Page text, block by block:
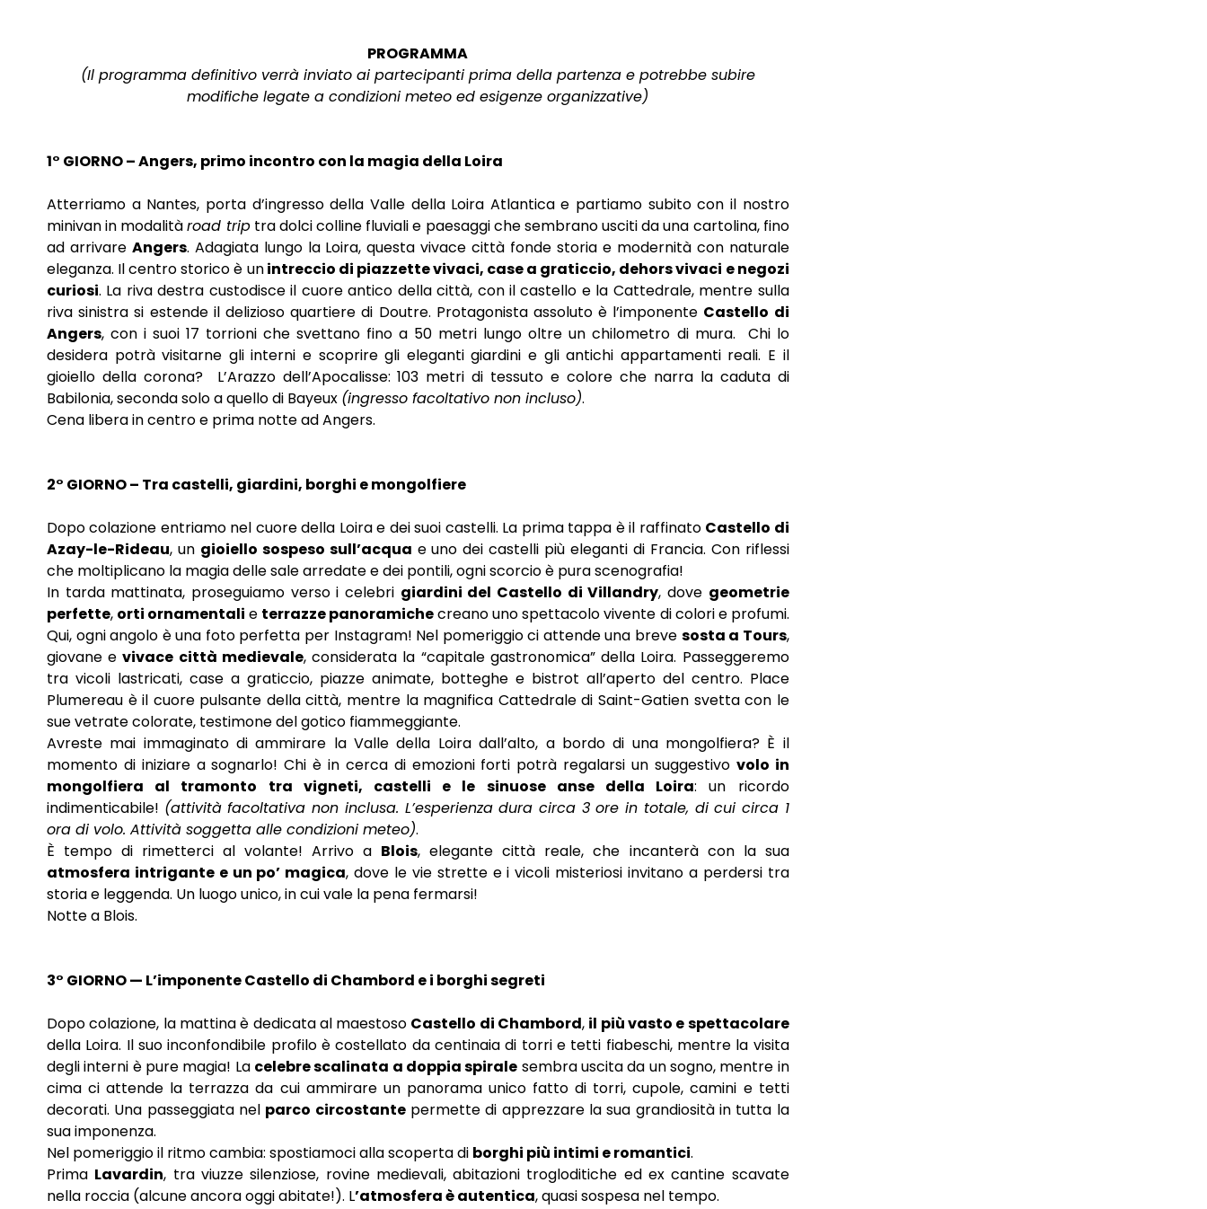
PROGRAMMA
(Il programma definitivo verrà inviato ai partecipanti prima della partenza e potrebbe subire
modifiche legate a condizioni meteo ed esigenze organizzative)
1° GIORNO – Angers, primo incontro con la magia della Loira
Atterriamo a Nantes, porta d’ingresso della Valle della Loira Atlantica e partiamo subito con il nostro
minivan in modalitàroad triptra dolci colline fluviali e paesaggi che sembrano usciti da una cartolina, fino
ad arrivare Angers. Adagiata lungo la Loira, questa vivace città fonde storia e modernità con naturale
eleganza. Il centro storico è unintreccio di piazzette vivaci, case a graticcio, dehors vivaci e negozi
curiosi. La riva destra custodisce il cuore antico della città, con il castello e la Cattedrale, mentre sulla
riva sinistra si estende il delizioso quartiere di Doutre. Protagonista assoluto è l’imponente Castello di
Angers, con i suoi 17 torrioni che svettano fino a 50 metri lungo oltre un chilometro di mura. Chi lo
desidera potrà visitarne gli interni e scoprire gli eleganti giardini e gli antichi appartamenti reali. E il
gioiello della corona? L’Arazzo dell’Apocalisse: 103 metri di tessuto e colore che narra la caduta di
Babilonia, seconda solo a quello di Bayeux (ingresso facoltativo non incluso).
Cena libera in centro e prima notte ad Angers.
2° GIORNO – Tra castelli, giardini, borghi e mongolfiere
Dopo colazione entriamo nel cuore della Loira e dei suoi castelli. La prima tappa è il raffinato Castello di
Azay-le-Rideau, un gioiello sospeso sull’acqua e uno dei castelli più eleganti di Francia. Con riflessi
che moltiplicano la magia delle sale arredate e dei pontili, ogni scorcio è pura scenografia!
In tarda mattinata, proseguiamo verso i celebri giardini del Castello di Villandry, dove geometrie
perfette, orti ornamentali e terrazze panoramichecreano uno spettacolo vivente di colori e profumi.
Qui, ogni angolo è una foto perfetta per Instagram! Nel pomeriggio ci attende una breve sosta a Tours,
giovane evivace città medievale, considerata la “capitale gastronomica” della Loira. Passeggeremo
tra vicoli lastricati, case a graticcio, piazze animate, botteghe e bistrot all’aperto del centro. Place
Plumereau è il cuore pulsante della città, mentre la magnifica Cattedrale di Saint-Gatien svetta con le
sue vetrate colorate, testimone del gotico fiammeggiante.
Avreste mai immaginato di ammirare la Valle della Loira dall’alto, a bordo di una mongolfiera? È il
momento di iniziare a sognarlo! Chi è in cerca di emozioni forti potrà regalarsi un suggestivo volo in
mongolfiera al tramonto tra vigneti, castelli e le sinuose anse della Loira: un ricordo
indimenticabile! (attività facoltativa non inclusa. L’esperienza dura circa 3 ore in totale, di cui circa 1
ora di volo. Attività soggetta alle condizioni meteo).
È tempo di rimetterci al volante! Arrivo a Blois, elegante città reale, che incanterà con la sua
atmosfera intrigante e un po’ magica, dove le vie strette e i vicoli misteriosi invitano a perdersi tra
storia e leggenda. Un luogo unico, in cui vale la pena fermarsi!
Notte a Blois.
3° GIORNO — L’imponente Castello di Chambord e i borghi segreti
Dopo colazione, la mattina è dedicata al maestoso Castello di Chambord, il più vasto e spettacolare
della Loira. Il suo inconfondibile profilo è costellato da centinaia di torri e tetti fiabeschi, mentre la visita
degli interni è pure magia! La celebre scalinata a doppia spirale sembra uscita da un sogno, mentre in
cima ci attende la terrazza da cui ammirare un panorama unico fatto di torri, cupole, camini e tetti
decorati. Una passeggiata nel parco circostantepermette di apprezzare la sua grandiosità in tutta la
sua imponenza.
Nel pomeriggio il ritmo cambia: spostiamoci alla scoperta di borghi più intimi e romantici.
Prima Lavardin, tra viuzze silenziose, rovine medievali, abitazioni trogloditiche ed ex cantine scavate
nella roccia (alcune ancora oggi abitate!). L’atmosfera è autentica, quasi sospesa nel tempo.